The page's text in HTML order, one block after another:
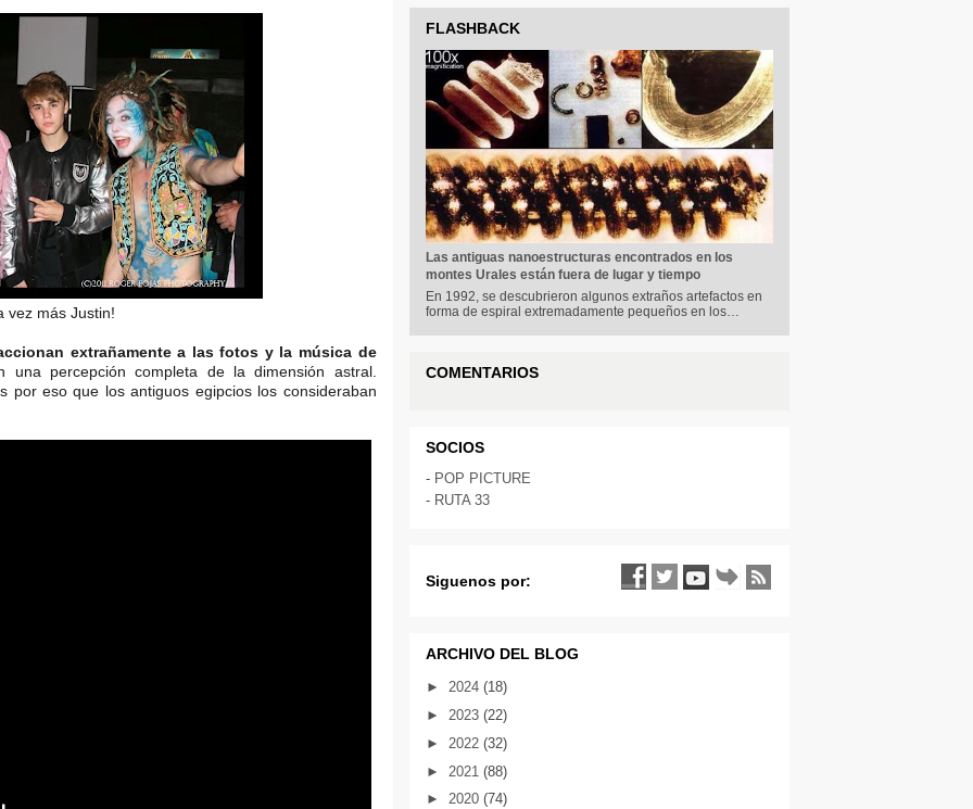
vez más Justin!
extrañamente a las fotos y la música de
percepción completa de la dimensión astral.
por eso que los antiguos egipcios los consideraban
FLASHBACK
Las antiguas nanoestructuras encontrados en los
montes Urales están fuera de lugar y tiempo
En 1992, se descubrieron algunos extraños artefactos en
forma de espiral extremadamente pequeños en los…
COMENTARIOS
SOCIOS
- POP PICTURE
- RUTA 33
Siguenos por:
ARCHIVO DEL BLOG
► 2024 (18)
► 2023 (22)
► 2022 (32)
► 2021 (88)
► 2020 (74)